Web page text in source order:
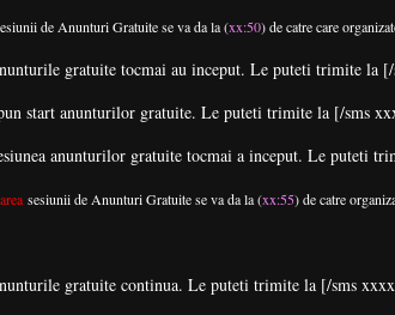
de Anunturi Gratuite se va da la (xx:50) de catre care
gratuite tocmai au inceput. Le puteti trimite la
start anunturilor gratuite. Le puteti trimite la [/sms
anunturilor gratuite tocmai a inceput. Le puteti
sesiunii de Anunturi Gratuite se va da la (xx:55) de catre
gratuite continua. Le puteti trimite la [/sms